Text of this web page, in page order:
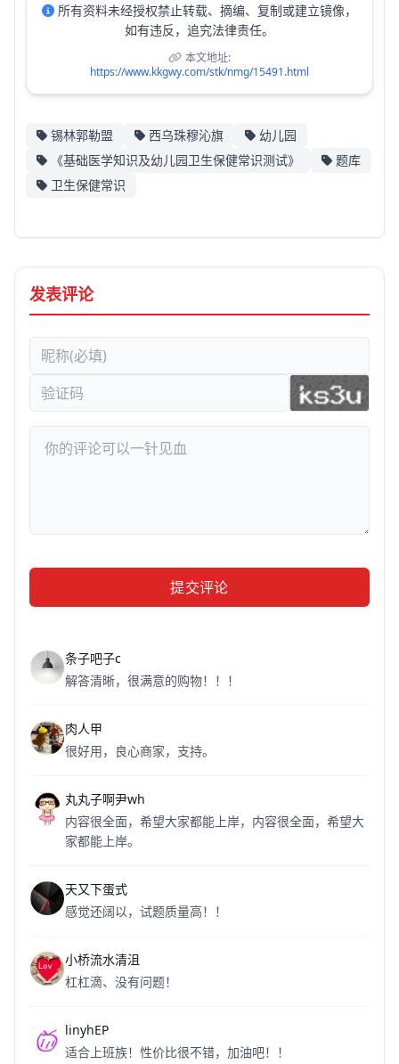
所有资料未经授权禁止转载、摘编、复制或建立镜像，
如有违反，追究法律责任。
本文地址:
https://www.kkgwy.com/stk/nmg/15491.html
锡林郭勒盟 西乌珠穆沁旗
幼儿园
《基础医学知识及幼儿园卫生保健常识测试》
题库
卫生保健常识
发表评论
提交评论
条子吧子c
解答清晰，很满意的购物！！！
肉人甲
很好用，良心商家，支持。
丸丸子啊尹wh
内容很全面，希望大家都能上岸，内容很全面，希望大
家都能上岸。
天又下蛋式
感觉还阔以，试题质量高！！
小桥流水清沮
杠杠滴、没有问题！
linyhEP
适合上班族！性价比很不错，加油吧！！